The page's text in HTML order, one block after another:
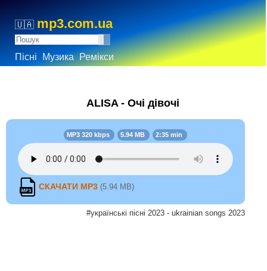
🇺🇦 mp3.com.ua
Пісні Музика Ремікси
ALISA - Очі дівочі
MP3 320 kbps 5.94 MB 2:35 min
СКАЧАТИ MP3 (5.94 MB)
#українські пісні 2023 - ukrainian songs 2023